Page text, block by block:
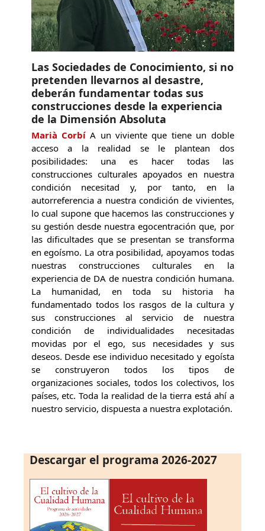
Las Sociedades de Conocimiento, si no
pretenden llevarnos al desastre,
deberán fundamentar todas sus
construcciones desde la experiencia
de la Dimensión Absoluta
Marià CorbíA un viviente que tiene un doble
acceso a la realidad se le plantean dos
posibilidades: una es hacer todas las
construcciones culturales apoyados en nuestra
condición necesitad y, por tanto, en la
autorreferencia a nuestra condición de vivientes,
lo cual supone que hacemos las construcciones y
su gestión desde nuestra egocentración que, por
las dificultades que se presentan se transforma
en egoísmo. La otra posibilidad, apoyamos todas
nuestras construcciones culturales en la
experiencia de DA de nuestra condición humana.
La humanidad, en toda su historia ha
fundamentado todos los rasgos de la cultura y
sus construcciones al servicio de nuestra
condición de individualidades necesitadas
movidas por el ego, sus necesidades y sus
deseos. Desde ese individuo necesitado y egoísta
se construyeron todos los tipos de
organizaciones sociales, todos los colectivos, los
países, etc. Toda la realidad de la tierra está ahí a
nuestro servicio, dispuesta a nuestra explotación.
Descargar el programa 2026-2027